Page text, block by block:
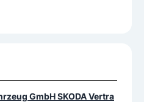
GmbH SKODA Vertra